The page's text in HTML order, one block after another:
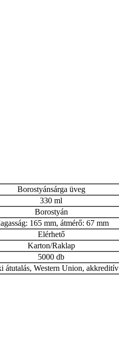
Borostyánsárga üveg
330 ml
Borostyán
165 mm, átmérő: 67 mm
Elérhető
Karton/Raklap
5000 db
átutalás, Western Union, akkreditív